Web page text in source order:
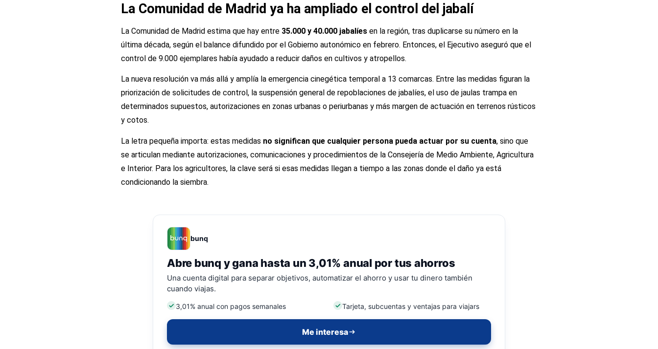
La Comunidad de Madrid ya ha ampliado el control del jabalí
La Comunidad de Madrid estima que hay entre 35.000 y 40.000 jabalíes en la región, tras duplicarse su número en la
última década, según el balance difundido por el Gobierno autonómico en febrero. Entonces, el Ejecutivo aseguró que el
control de 9.000 ejemplares había ayudado a reducir daños en cultivos y atropellos.
La nueva resolución va más allá y amplía la emergencia cinegética temporal a 13 comarcas. Entre las medidas figuran la
priorización de solicitudes de control, la suspensión general de repoblaciones de jabalíes, el uso de jaulas trampa en
determinados supuestos, autorizaciones en zonas urbanas o periurbanas y más margen de actuación en terrenos rústicos
y cotos.
La letra pequeña importa: estas medidas no significan que cualquier persona pueda actuar por su cuenta, sino que
se articulan mediante autorizaciones, comunicaciones y procedimientos de la Consejería de Medio Ambiente, Agricultura
e Interior. Para los agricultores, la clave será si esas medidas llegan a tiempo a las zonas donde el daño ya está
condicionando la siembra.
bunq
Abre bunq y gana hasta un 3,01% anual por tus ahorros
Una cuenta digital para separar objetivos, automatizar el ahorro y usar tu dinero también
cuando viajas.
3,01% anual con pagos semanales Tarjeta, subcuentas y ventajas para viajars
Me interesa